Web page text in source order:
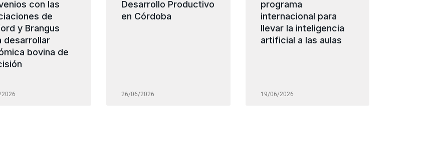
con las
de
y Brangus
desarrollar
bovina de
Desarrollo Productivo
en Córdoba
26/06/2026
programa
internacional para
llevar la inteligencia
artificial a las aulas
19/06/2026